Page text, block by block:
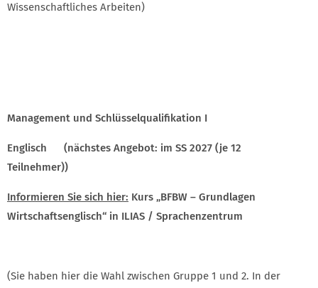
Wissenschaftliches Arbeiten)
Management und Schlüsselqualifikation I
Englisch (nächstes Angebot: im SS 2027 (je 12
Teilnehmer))
Informieren Sie sich hier: Kurs „BFBW – Grundlagen
Wirtschaftsenglisch“ in ILIAS / Sprachenzentrum
(Sie haben hier die Wahl zwischen Gruppe 1 und 2. In der